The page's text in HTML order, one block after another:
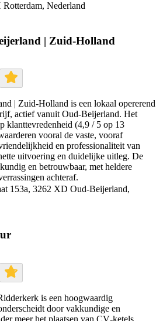
Nederland
| Zuid-Holland
| Zuid‑Holland is een lokaal opererend
actief vanuit Oud-Beijerland. Het
klanttevredenheid (4,9 / 5 op 13
vooral de vaste, vooraf
en professionaliteit van
uitvoering en duidelijke uitleg. De
en betrouwbaar, met heldere
achteraf.
153a, 3262 XD Oud-Beijerland,
is een hoogwaardig
door vakkundige en
meer het plaatsen van CV‑ketels,